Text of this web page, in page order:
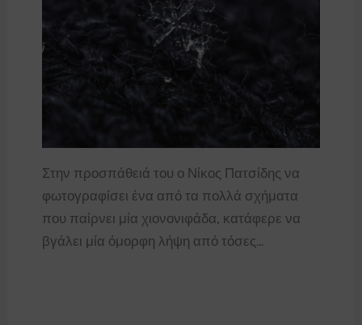
Στην προσπάθειά του ο Νίκος Πατσίδης να
φωτογραφίσει ένα από τα πολλά σχήματα
που παίρνει μία χιονονιφάδα, κατάφερε να
βγάλει μία όμορφη λήψη από τόσες…